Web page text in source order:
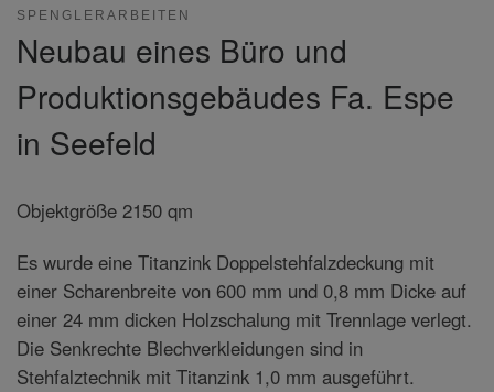
SPENGLERARBEITEN
Neubau eines Büro und
Produktionsgebäudes Fa. Espe
in Seefeld
Objektgröße 2150 qm
Es wurde eine Titanzink Doppelstehfalzdeckung mit
einer Scharenbreite von 600 mm und 0,8 mm Dicke auf
einer 24 mm dicken Holzschalung mit Trennlage verlegt.
Die Senkrechte Blechverkleidungen sind in
Stehfalztechnik mit Titanzink 1,0 mm ausgeführt.